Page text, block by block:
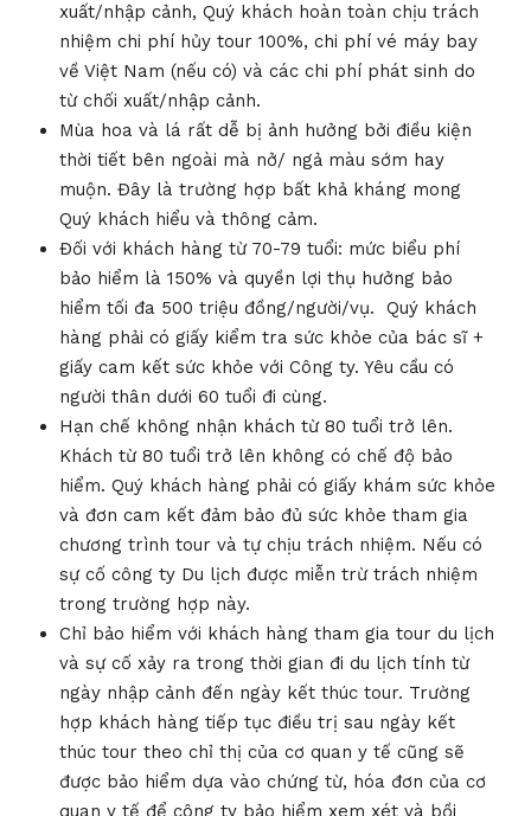
xuất/nhập cảnh, Quý khách hoàn toàn chịu trách
nhiệm chi phí hủy tour 100%, chi phí vé máy bay
về Việt Nam (nếu có) và các chi phí phát sinh do
từ chối xuất/nhập cảnh.
Mùa hoa và lá rất dễ bị ảnh hưởng bởi điều kiện
thời tiết bên ngoài mà nở/ ngả màu sớm hay
muộn. Đây là trường hợp bất khả kháng mong
Quý khách hiểu và thông cảm.
Đối với khách hàng từ 70-79 tuổi: mức biểu phí
bảo hiểm là 150% và quyền lợi thụ hưởng bảo
hiểm tối đa 500 triệu đồng/người/vụ. Quý khách
hàng phải có giấy kiểm tra sức khỏe của bác sĩ +
giấy cam kết sức khỏe với Công ty. Yêu cầu có
người thân dưới 60 tuổi đi cùng.
Hạn chế không nhận khách từ 80 tuổi trở lên.
Khách từ 80 tuổi trở lên không có chế độ bảo
hiểm. Quý khách hàng phải có giấy khám sức khỏe
và đơn cam kết đảm bảo đủ sức khỏe tham gia
chương trình tour và tự chịu trách nhiệm. Nếu có
sự cố công ty Du lịch được miễn trừ trách nhiệm
trong trường hợp này.
Chỉ bảo hiểm với khách hàng tham gia tour du lịch
và sự cố xảy ra trong thời gian đi du lịch tính từ
ngày nhập cảnh đến ngày kết thúc tour. Trường
hợp khách hàng tiếp tục điều trị sau ngày kết
thúc tour theo chỉ thị của cơ quan y tế cũng sẽ
được bảo hiểm dựa vào chứng từ, hóa đơn của cơ
quan y tế để công ty bảo hiểm xem xét và bồi